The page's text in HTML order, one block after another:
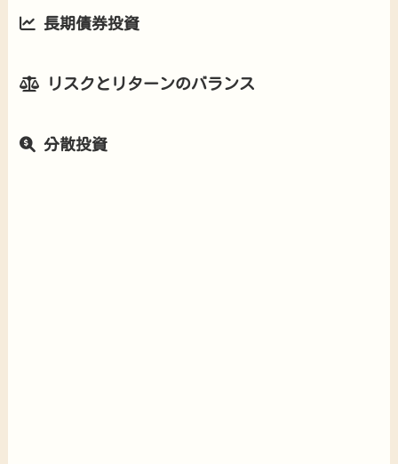
長期債券投資
リスクとリターンのバランス
分散投資